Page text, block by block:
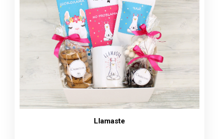
Llamaste